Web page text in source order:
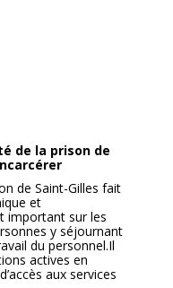
de la prison de
de Saint-Gilles fait
et
important sur les
y séjournant
du personnel.Il
actives en
aux services